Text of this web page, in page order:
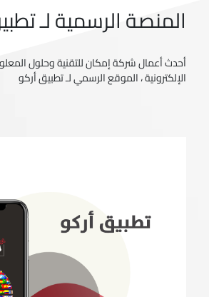
المنصة الرسمية لـ
أحدث أعمال شركة إمكان للتقنية وحلول
الإلكترونية ، الموقع الرسمي لـ تطبيق أركو